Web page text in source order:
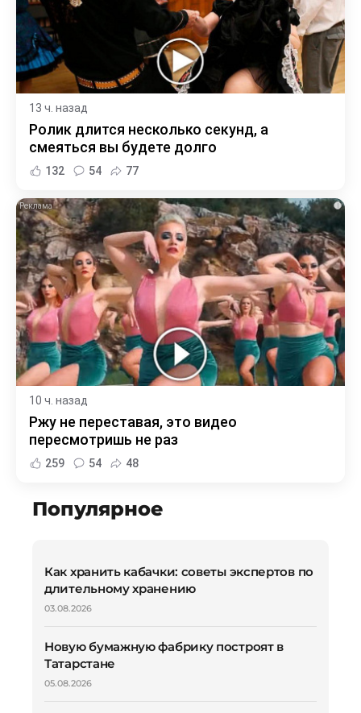
13 ч. назад
Ролик длится несколько секунд, а
смеяться вы будете долго
132 54 77
i
10 ч. назад
Ржу не переставая, это видео
пересмотришь не раз
259 54 48
Популярное
Как хранить кабачки: советы экспертов по
длительному хранению
03.08.2026
Новую бумажную фабрику построят в
Татарстане
05.08.2026